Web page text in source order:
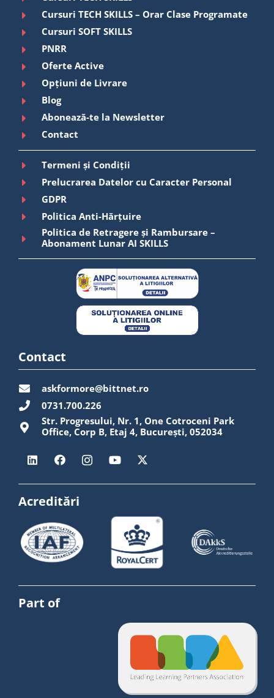
Cursuri TECH SKILLS – Orar Clase Programate
Cursuri SOFT SKILLS
PNRR
Oferte Active
Opțiuni de Livrare
Blog
Abonează-te la Newsletter
Contact
Termeni și Condiții
Prelucrarea Datelor cu Caracter Personal
GDPR
Politica Anti-Hărțuire
Politica de Retragere și Rambursare –
Abonament Lunar AI SKILLS
Contact
askformore@bittnet.ro
0731.700.226
Str. Progresului, Nr. 1, One Cotroceni Park
Office, Corp B, Etaj 4, București, 052034
Acreditări
Part of